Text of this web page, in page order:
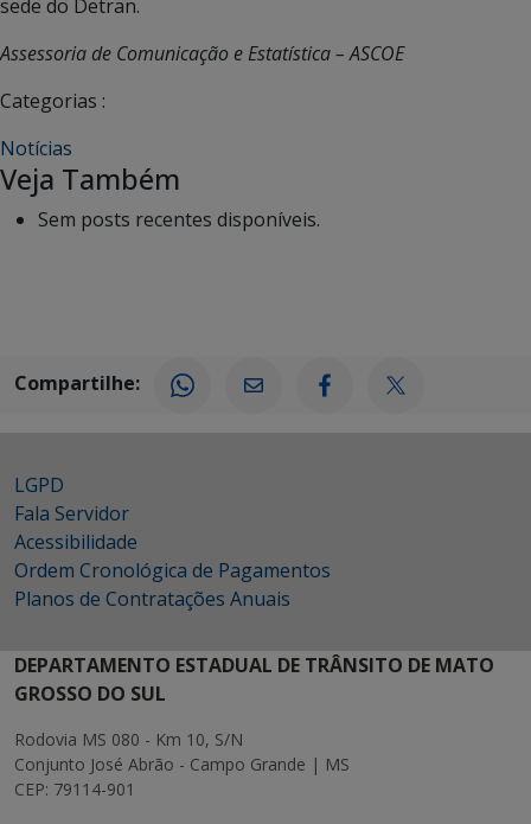
sede do Detran.
Assessoria de Comunicação e Estatística – ASCOE
Categorias :
Notícias
Veja Também
Sem posts recentes disponíveis.
Compartilhe:
LGPD
Fala Servidor
Acessibilidade
Ordem Cronológica de Pagamentos
Planos de Contratações Anuais
DEPARTAMENTO ESTADUAL DE TRÂNSITO DE MATO
GROSSO DO SUL
Rodovia MS 080 - Km 10, S/N
Conjunto José Abrão - Campo Grande | MS
CEP: 79114-901